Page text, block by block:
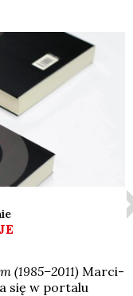
(1985–2011) Mar­ci­
się w por­ta­lu